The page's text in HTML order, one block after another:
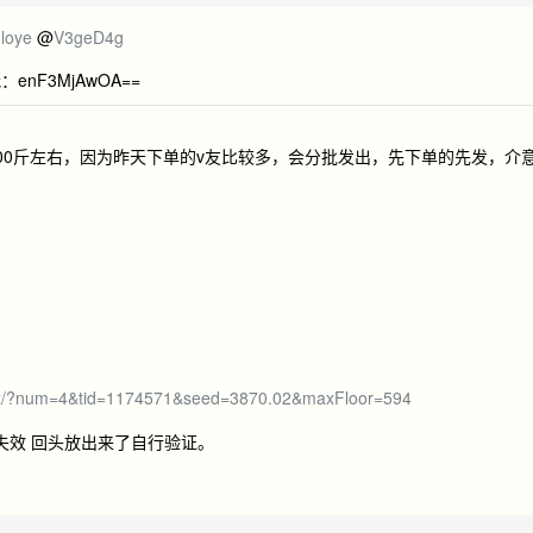
@V3geD4g
enF3MjAwOA==
斤左右，因为昨天下单的v友比较多，会分批发出，先下单的先发，介
回头放出来了自行验证。